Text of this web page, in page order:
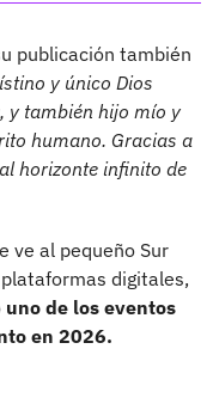
publicación también
y único Dios
y también hijo mío y
humano. Gracias a
horizonte infinito de
ve al pequeño Sur
digitales,
uno de los eventos
en 2026.